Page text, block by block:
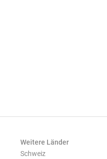
Weitere Länder
Schweiz